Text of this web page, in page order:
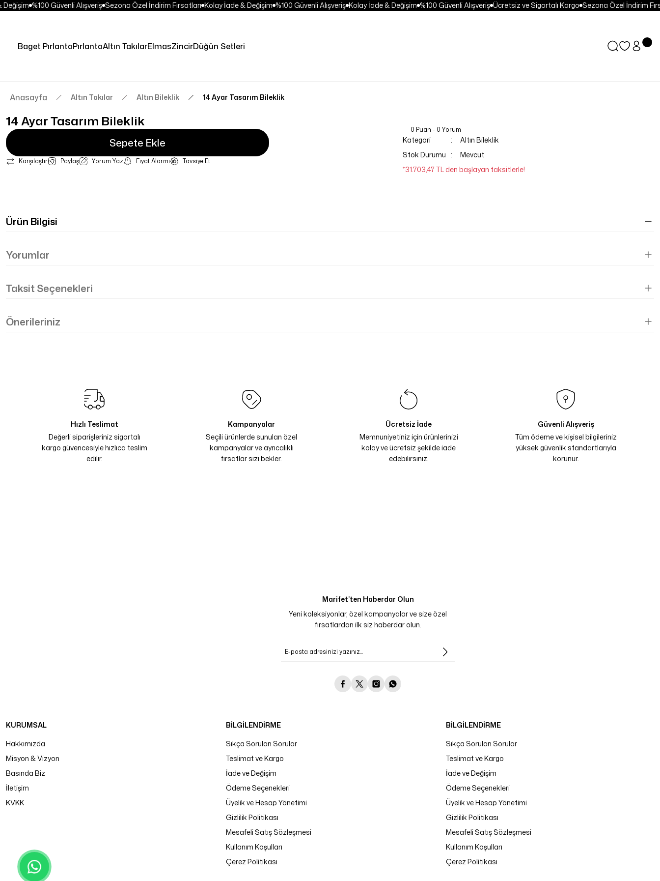
%100 Güvenli Alışveriş Sezona Özel İndirim Fırsatları Kolay İade & Değişim %100 Güvenli Alışveriş Kolay İade & Değişim %100 Güvenli Alışveriş Ücretsiz ve Sigortalı Kargo Sezona Özel İndirim
Baget PırlantaPırlantaAltın TakılarElmasZincirDüğün Setleri
Anasayfa Altın Takılar Altın Bileklik 14 Ayar Tasarım Bileklik
14 Ayar Tasarım Bileklik
Sepete Ekle
Karşılaştır Paylaş Yorum Yaz Fiyat Alarmı Tavsiye Et
0 Puan - 0 Yorum
Kategori
Altın Bileklik
Stok Durumu
Mevcut
*31.703,47 TL den başlayan taksitlerle!
Ürün Bilgisi
Yorumlar
Taksit Seçenekleri
Önerileriniz
Hızlı Teslimat
Değerli siparişleriniz sigortalı
kargo güvencesiyle hızlıca teslim
edilir.
Kampanyalar
Seçili ürünlerde sunulan özel
kampanyalar ve ayrıcalıklı
fırsatlar sizi bekler.
Ücretsiz İade
Memnuniyetiniz için ürünlerinizi
kolay ve ücretsiz şekilde iade
edebilirsiniz.
Güvenli Alışveriş
Tüm ödeme ve kişisel bilgileriniz
yüksek güvenlik standartlarıyla
korunur.
Marifet’ten Haberdar Olun
Yeni koleksiyonlar, özel kampanyalar ve size özel
fırsatlardan ilk siz haberdar olun.
KURUMSAL
Hakkımızda
Misyon & Vizyon
Basında Biz
İletişim
KVKK
BİLGİLENDİRME
Sıkça Sorulan Sorular
Teslimat ve Kargo
İade ve Değişim
Ödeme Seçenekleri
Üyelik ve Hesap Yönetimi
Gizlilik Politikası
Mesafeli Satış Sözleşmesi
Kullanım Koşulları
Çerez Politikası
BİLGİLENDİRME
Sıkça Sorulan Sorular
Teslimat ve Kargo
İade ve Değişim
Ödeme Seçenekleri
Üyelik ve Hesap Yönetimi
Gizlilik Politikası
Mesafeli Satış Sözleşmesi
Kullanım Koşulları
Çerez Politikası